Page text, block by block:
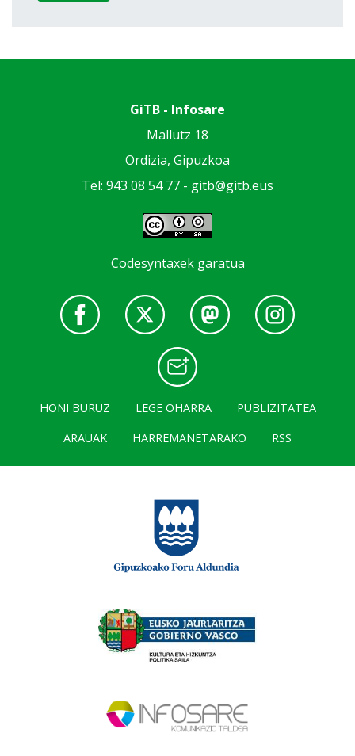
GiTB - Infosare
Mallutz 18
Ordizia, Gipuzkoa
Tel: 943 08 54 77 - gitb@gitb.eus
Codesyntaxek garatua
HONI BURUZ LEGE OHARRA
PUBLIZITATEA
ARAUAK
HARREMANETARAKO RSS